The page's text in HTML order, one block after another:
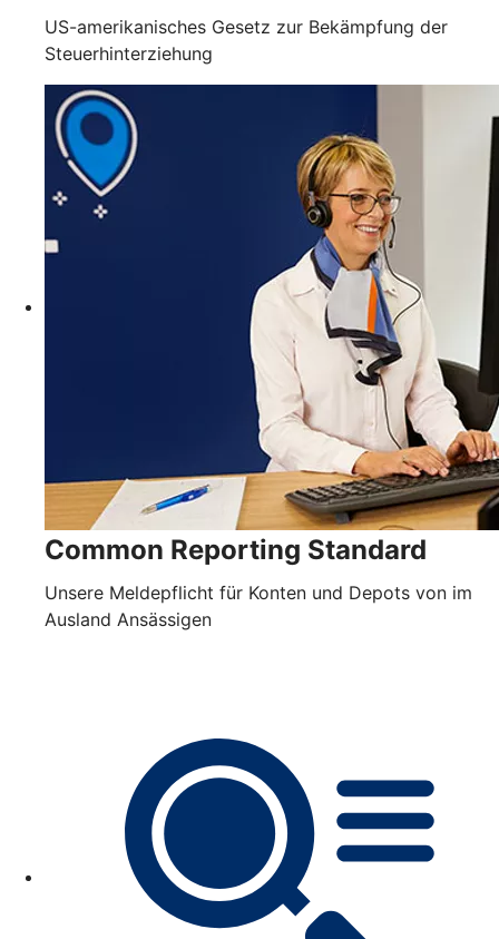
US-amerikanisches Gesetz zur Bekämpfung der
Steuerhinterziehung
Common Reporting Standard
Unsere Meldepflicht für Konten und Depots von im
Ausland Ansässigen